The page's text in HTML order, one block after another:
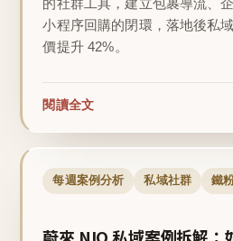
的社群工具，建立包裹導流、
小程序回購的閉環，落地後私
價提升 42%。
閱讀全文
每週案例分析 私域社群 鐵